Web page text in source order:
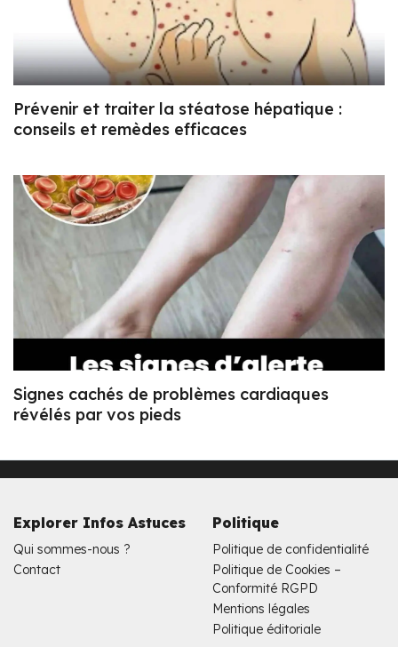
Prévenir et traiter la stéatose hépatique :
conseils et remèdes efficaces
Signes cachés de problèmes cardiaques
révélés par vos pieds
Explorer Infos Astuces
Qui sommes-nous ?
Contact
Politique
Politique de confidentialité
Politique de Cookies –
Conformité RGPD
Mentions légales
Politique éditoriale